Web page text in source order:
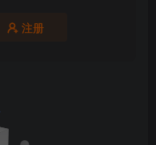
注册